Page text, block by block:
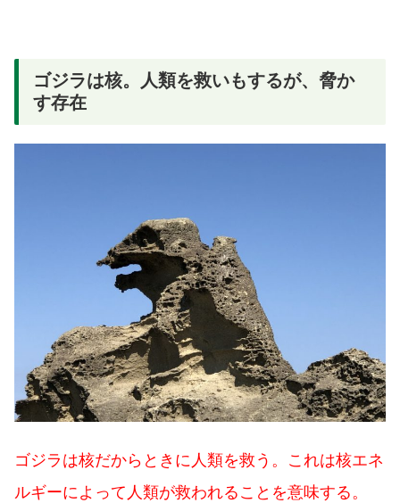
ゴジラは核。人類を救いもするが、脅か
す存在
ゴジラは核だからときに人類を救う。これは核エネ
ルギーによって人類が救われることを意味する。